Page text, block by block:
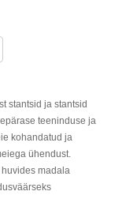
stantsid ja stantsid
teeninduse ja
kohandatud ja
ühendust.
madala